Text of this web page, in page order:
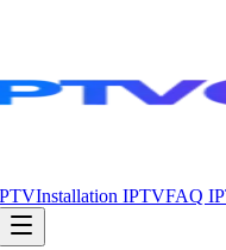
Installation IPTVFAQ